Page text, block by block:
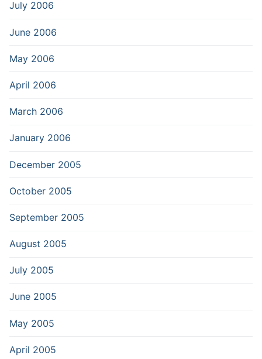
July 2006
June 2006
May 2006
April 2006
March 2006
January 2006
December 2005
October 2005
September 2005
August 2005
July 2005
June 2005
May 2005
April 2005